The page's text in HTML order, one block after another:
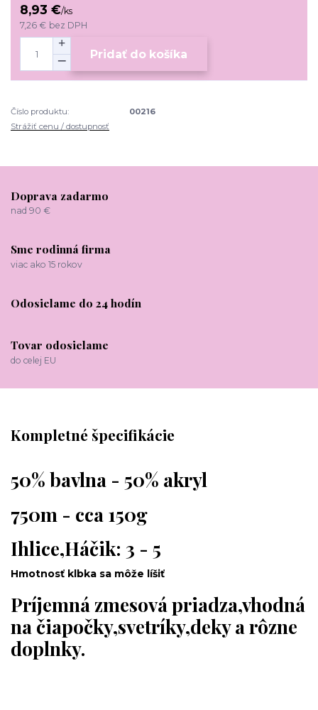
8,93 €/ks
7,26 € bez DPH
Pridať do košíka
Číslo produktu:
00216
Strážiť cenu / dostupnosť
Doprava zadarmo
nad 90 €
Sme rodinná firma
viac ako 15 rokov
Odosielame do 24 hodín
Tovar odosielame
do celej EU
Kompletné špecifikácie
50% bavlna - 50% akryl
750m - cca 150g
Ihlice,Háčik: 3 - 5
Hmotnosť klbka sa môže líšiť
Príjemná zmesová priadza,vhodná
na čiapočky,svetríky,deky a rôzne
doplnky.